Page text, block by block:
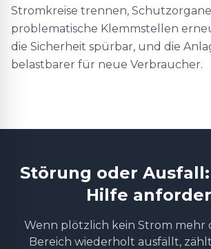
Stromkreise trennen,
problematische Klemmstellen
die Sicherheit spürbar, und die
belastbarer für neue Verbraucher.
Störung oder
Hilfe
Wenn plötzlich kein Strom mehr
Bereich wiederholt ausfällt,